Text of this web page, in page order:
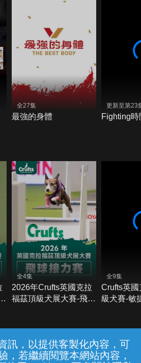
訊，以提供客製化內容，可
，若繼續閱覽本網站內容，
全27集
最強的身體
更新至第23
Fighting時
全4集
2026年Crufts英國克拉
福茲頂級犬展大賽-飛球
全9集
Crufts英
級犬賽-敏
服務條款 隱私權保護
{{notifyMsg}}